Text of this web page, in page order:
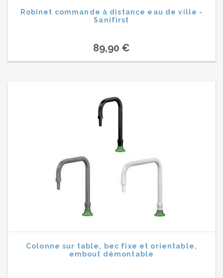
Robinet commande à distance eau de ville -
Sanifirst
89,90 €
Colonne sur table, bec fixe et orientable,
embout démontable